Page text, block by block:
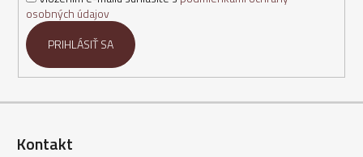
osobných údajov
PRIHLÁSIŤ SA
Kontakt